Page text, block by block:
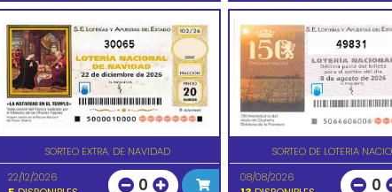
30065
SORTEO EXTRA. DE NAVIDAD
22/12/2026
0
49831
SORTEO DE LOTERIA
08/08/2026
0